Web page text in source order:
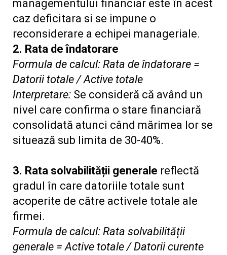
managementului financiar este în acest
caz deficitara si se impune o
reconsiderare a echipei manageriale.
2. Rata de îndatorare
Formula de calcul: Rata de îndatorare =
Datorii totale / Active totale
Interpretare: Se consideră că având un
nivel care confirma o stare financiară
consolidată atunci când mărimea lor se
situează sub limita de 30-40%.
3. Rata solvabilității generale reflectă
gradul în care datoriile totale sunt
acoperite de către activele totale ale
firmei.
Formula de calcul: Rata solvabilității
generale = Active totale / Datorii curente